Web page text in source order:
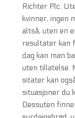
Richter Plc.
kvinner, ingen
altså, uten en
resultater kan
dag kan man
uten tillatelse.
sitater kan
situasjoner du
Dessuten